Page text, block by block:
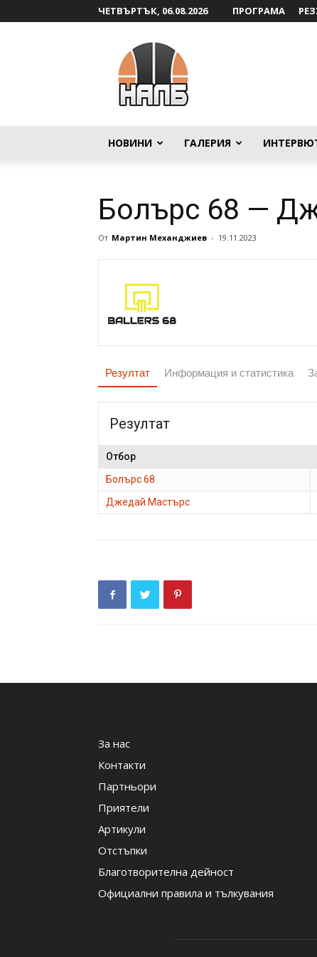
ЧЕТВЪРТЪК, 06.08.2026 ПРОГРАМА
НОВИНИ ГАЛЕРИЯ
Болърс 68 —
От Мартин Механджиев - 19.11.2023
Резултат Информация и статистика
Резултат
Отбор
Болърс 68
Джедай Мастърс
За нас
Контакти
Партньори
Приятели
Артикули
Отстъпки
Благотворителна дейност
Официални правила и тълкувания